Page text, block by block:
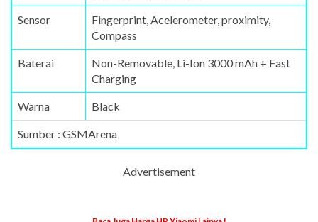
Sensor
Fingerprint, Acelerometer, proximity,
Compass
Baterai
Non-Removable, Li-Ion 3000 mAh + Fast
Charging
Warna Black
Sumber : GSMArena
Advertisement